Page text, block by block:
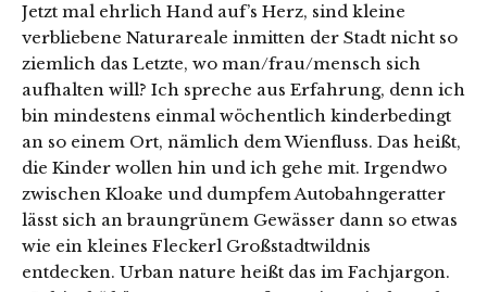
Jetzt mal ehrlich Hand auf’s Herz, sind kleine
verbliebene Naturareale inmitten der Stadt nicht so
ziemlich das Letzte, wo man/frau/mensch sich
aufhalten will? Ich spreche aus Erfahrung, denn ich
bin mindestens einmal wöchentlich kinderbedingt
an so einem Ort, nämlich dem Wienfluss. Das heißt,
die Kinder wollen hin und ich gehe mit. Irgendwo
zwischen Kloake und dumpfem Autobahngeratter
lässt sich an braungrünem Gewässer dann so etwas
wie ein kleines Fleckerl Großstadtwildnis
entdecken. Urban nature heißt das im Fachjargon.